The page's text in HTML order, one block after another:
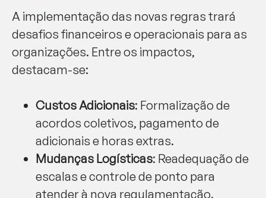
A implementação das novas regras trará
desafios financeiros e operacionais para as
organizações. Entre os impactos,
destacam-se:
Custos Adicionais: Formalização de
acordos coletivos, pagamento de
adicionais e horas extras.
Mudanças Logísticas: Readequação de
escalas e controle de ponto para
atender à nova regulamentação.